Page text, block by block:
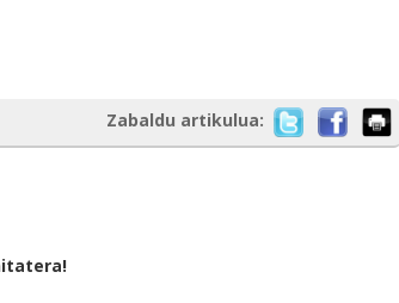
Zabaldu artikulua: